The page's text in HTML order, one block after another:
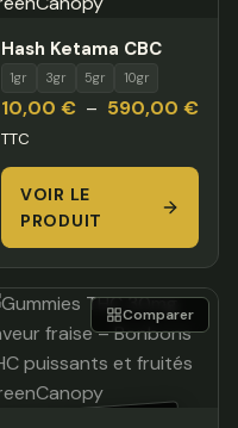
Hash Ketama CBC
1gr 3gr 5gr 10gr
10,00 € – 590,00 €
prix :
TTC
VOIR LE
PRODUIT
Comparer